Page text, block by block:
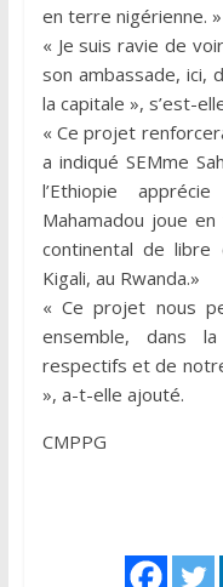
en terre nigérienne. »
« Je suis ravie de
son ambassade, ici,
la capitale », s’est-
« Ce projet
a indiqué SEMme
l’Ethiopie
Mahamadou joue en
continental de libre
Kigali, au Rwanda.»
« Ce projet nous
ensemble, dans
respectifs et de
», a-t-elle ajouté.
CMPPG